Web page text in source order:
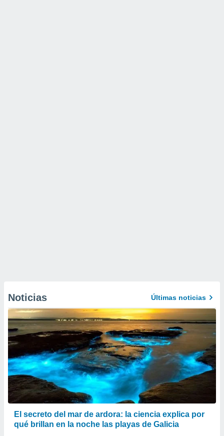
Noticias Últimas noticias
El secreto del mar de ardora: la ciencia explica por
qué brillan en la noche las playas de Galicia